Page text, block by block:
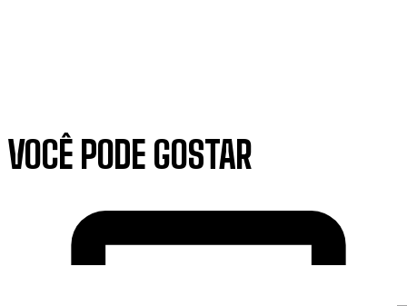
VOCÊ PODE GOSTAR